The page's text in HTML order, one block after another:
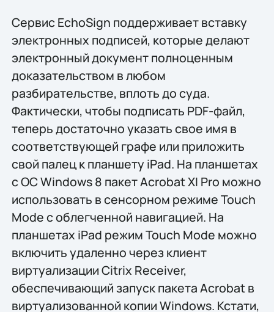
Сервис EchoSign поддерживает вставку
электронных подписей, которые делают
электронный документ полноценным
доказательством в любом
разбирательстве, вплоть до суда.
Фактически, чтобы подписать PDF-файл,
теперь достаточно указать свое имя в
соответствующей графе или приложить
свой палец к планшету iPad. На планшетах
с ОС Windows 8 пакет Acrobat XI Pro можно
использовать в сенсорном режиме Touch
Mode с облегченной навигацией. На
планшетах iPad режим Touch Mode можно
включить удаленно через клиент
виртуализации Citrix Receiver,
обеспечивающий запуск пакета Acrobat в
виртуализованной копии Windows. Кстати,